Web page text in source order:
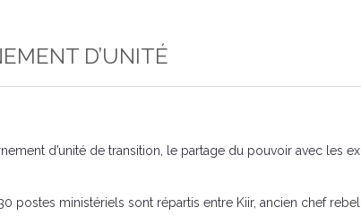
D’UNITÉ
d’unité de transition, le partage du pouvoir avec les
postes ministériels sont répartis entre Kiir, ancien chef